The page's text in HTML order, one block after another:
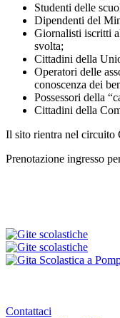
Studenti delle
Dipendenti del
Giornalisti iscritti
svolta;
Cittadini della
Operatori delle
conoscenza dei
Possessori della
Cittadini della
Il sito rientra nel circuito
Prenotazione ingresso
Contattaci